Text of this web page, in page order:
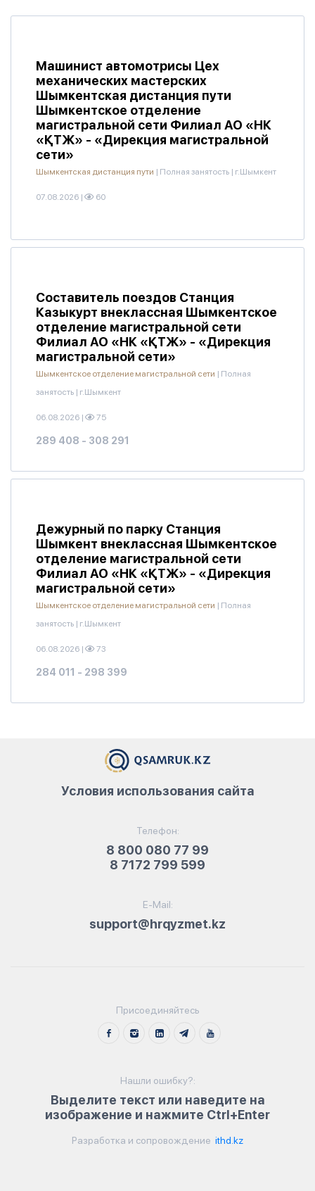
Машинист автомотрисы Цех
механических мастерских
Шымкентская дистанция пути
Шымкентское отделение
магистральной сети Филиал АО «НК
«ҚТЖ» - «Дирекция магистральной
сети»
Шымкентская дистанция пути | Полная занятость | г.Шымкент
07.08.2026 | 60
Составитель поездов Станция
Казыкурт внеклассная Шымкентское
отделение магистральной сети
Филиал АО «НК «ҚТЖ» - «Дирекция
магистральной сети»
Шымкентское отделение магистральной сети | Полная
занятость | г.Шымкент
06.08.2026 | 75
289 408 - 308 291
Дежурный по парку Станция
Шымкент внеклассная Шымкентское
отделение магистральной сети
Филиал АО «НК «ҚТЖ» - «Дирекция
магистральной сети»
Шымкентское отделение магистральной сети | Полная
занятость | г.Шымкент
06.08.2026 | 73
284 011 - 298 399
Телефон:
8 800 080 77 99
8 7172 799 599
E-Mail:
support@hrqyzmet.kz
Условия использования сайта
Присоединяйтесь
Нашли ошибку?:
Выделите текст или наведите на
изображение и нажмите Ctrl+Enter
Разработка и сопровождение ithd.kz